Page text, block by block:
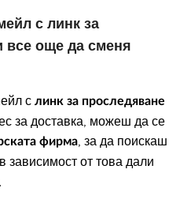
с линк за
все още да сменя
с линк за проследяване
за доставка, можеш да се
фирма, за да поискаш
зависимост от това дали